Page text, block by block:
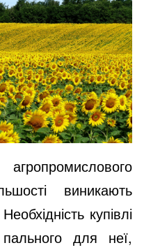
виникають
купівлі
пального для неї,